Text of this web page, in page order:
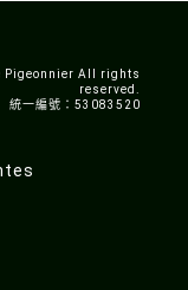
Pigeonnier All rights
reserved.
統一編號：53083520